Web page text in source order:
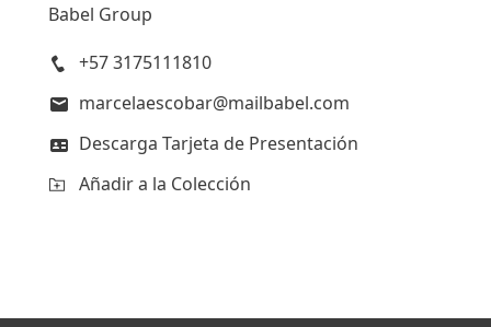
Babel Group
+57 3175111810
marcelaescobar@mailbabel.com
Descarga Tarjeta de Presentación
Añadir a la Colección